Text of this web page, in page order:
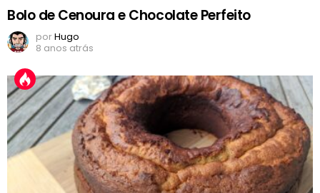
Bolo de Cenoura e Chocolate Perfeito
porHugo
8 anos atrás